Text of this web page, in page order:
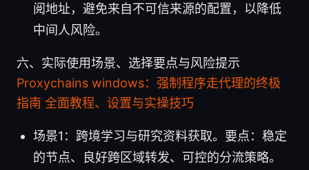
阅地址，避免来自不可信来源的配置，以降低
中间人风险。
六、实际使用场景、选择要点与风险提示
Proxychains windows：强制程序走代理的终极
指南 全面教程、设置与实操技巧
场景1：跨境学习与研究资料获取。要点：稳定
的节点、良好跨区域转发、可控的分流策略。